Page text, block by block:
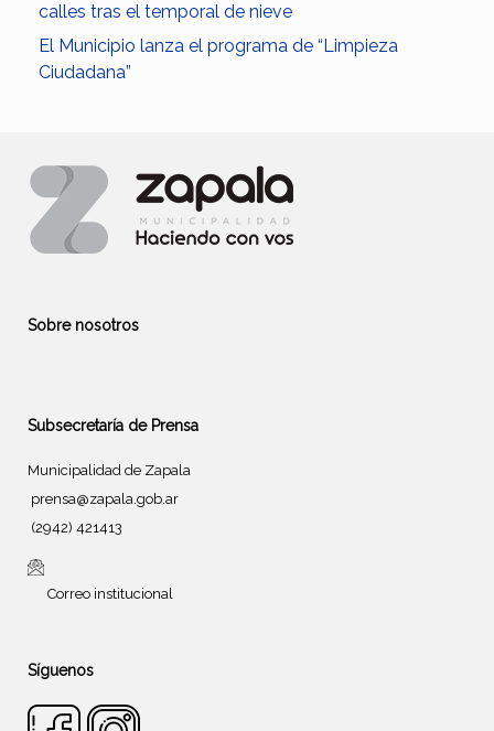
calles tras el temporal de nieve
El Municipio lanza el programa de “Limpieza
Ciudadana”
Sobre nosotros
Subsecretaría de Prensa
Municipalidad de Zapala
prensa@zapala.gob.ar
(2942) 421413
Correo institucional
Síguenos